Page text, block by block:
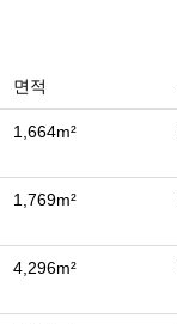
면적
1,664m²
1,769m²
4,296m²